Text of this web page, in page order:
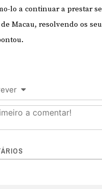
lo a continuar a prestar
Macau, resolvendo os